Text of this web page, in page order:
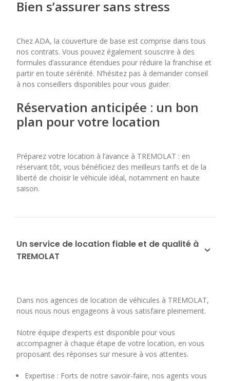
Bien s’assurer sans stress
Chez ADA, la couverture de base est comprise dans tous
nos contrats. Vous pouvez également souscrire à des
formules d’assurance étendues pour réduire la franchise et
partir en toute sérénité. N’hésitez pas à demander conseil
à nos conseillers disponibles pour vous guider.
Réservation anticipée : un bon
plan pour votre location
Préparez votre location à l’avance à TREMOLAT : en
réservant tôt, vous bénéficiez des meilleurs tarifs et de la
liberté de choisir le véhicule idéal, notamment en haute
saison.
Un service de location fiable et de qualité à
TREMOLAT
Dans nos agences de location de véhicules à TREMOLAT,
nous nous nous engageons à vous satisfaire pleinement.
Notre équipe d’experts est disponible pour vous
accompagner à chaque étape de votre location, en vous
proposant des réponses sur mesure à vos attentes.
Expertise : Forts de notre savoir-faire, nos agents vous